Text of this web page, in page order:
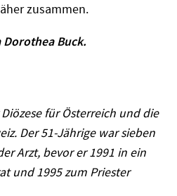
zusammen.
Buck.
für Österreich und die
Der 51-Jährige war sieben
Arzt, bevor er 1991 in ein
und 1995 zum Priester